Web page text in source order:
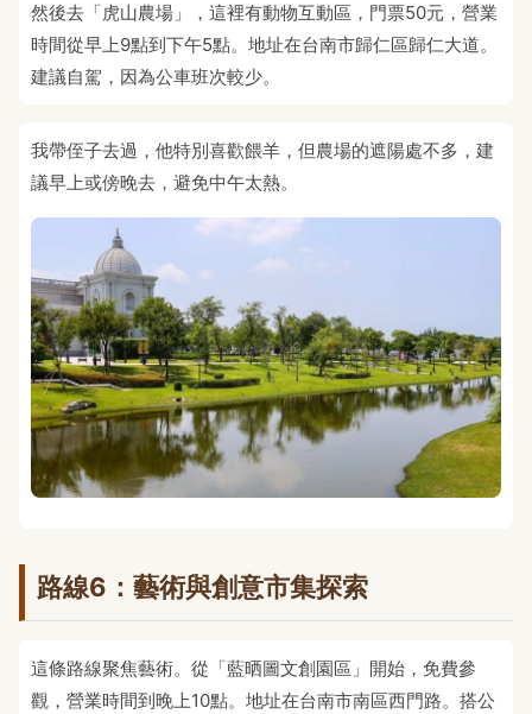
然後去「虎山農場」，這裡有動物互動區，門票50元，營業
時間從早上9點到下午5點。地址在台南市歸仁區歸仁大道。
建議自駕，因為公車班次較少。
我帶侄子去過，他特別喜歡餵羊，但農場的遮陽處不多，建
議早上或傍晚去，避免中午太熱。
路線6：藝術與創意市集探索
這條路線聚焦藝術。從「藍晒圖文創園區」開始，免費參
觀，營業時間到晚上10點。地址在台南市南區西門路。搭公